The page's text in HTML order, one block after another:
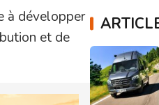
à développer
et de